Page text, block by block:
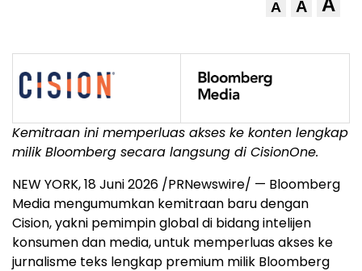
A A A
Kemitraan ini memperluas akses ke konten lengkap
milik Bloomberg secara langsung di CisionOne.
NEW YORK,18 Juni 2026 /PRNewswire/ — Bloomberg
Media mengumumkan kemitraan baru dengan
Cision, yakni pemimpin global di bidang intelijen
konsumen dan media, untuk memperluas akses ke
jurnalisme teks lengkap premium milik Bloomberg